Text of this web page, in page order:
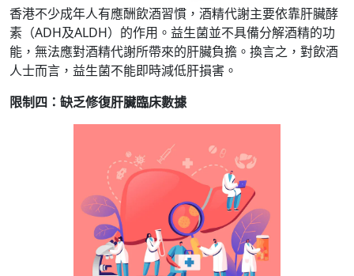
香港不少成年人有應酬飲酒習慣，酒精代謝主要依靠肝臟酵
素（ADH及ALDH）的作用。益生菌並不具備分解酒精的功
能，無法應對酒精代謝所帶來的肝臟負擔。換言之，對飲酒
人士而言，益生菌不能即時減低肝損害。
限制四：缺乏修復肝臟臨床數據